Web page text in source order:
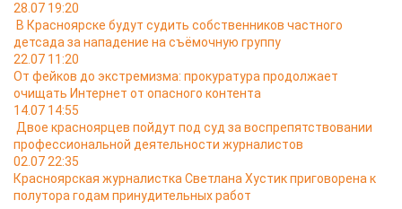
28.07 19:20
В Красноярске будут судить собственников частного
детсада за нападение на съёмочную группу
22.07 11:20
От фейков до экстремизма: прокуратура продолжает
очищать Интернет от опасного контента
14.07 14:55
Двое красноярцев пойдут под суд за воспрепятствовании
профессиональной деятельности журналистов
02.07 22:35
Красноярская журналистка Светлана Хустик приговорена к
полутора годам принудительных работ